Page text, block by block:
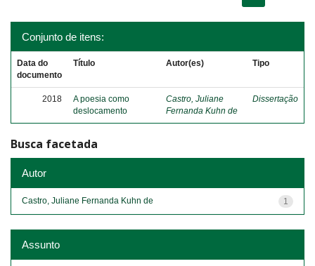
Conjunto de itens:
Data do
documento
Título Autor(es) Tipo
2018
A poesia como
deslocamento
Castro, Juliane
Fernanda Kuhn de
Dissertação
Busca facetada
Autor
1
Castro, Juliane Fernanda Kuhn de
Assunto